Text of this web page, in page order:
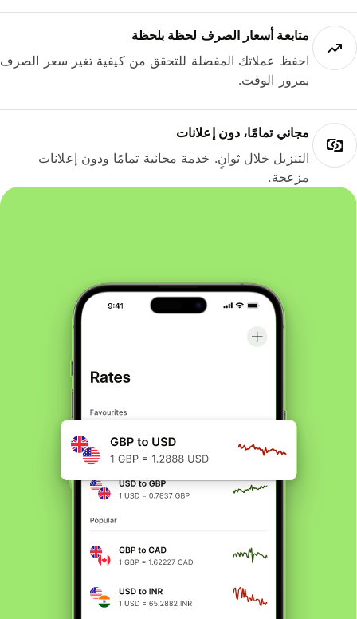
متابعة أسعار الصرف لحظة بلحظة
احفظ عملاتك المفضلة للتحقق من كيفية تغير سعر الصرف
بمرور الوقت.
مجاني تمامًا، دون إعلانات
التنزيل خلال ثوانٍ. خدمة مجانية تمامًا ودون إعلانات
مزعجة.